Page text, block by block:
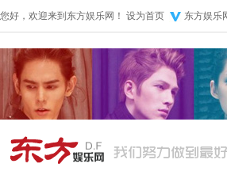
您好，欢迎来到东方娱乐网！ 设为首页 东方娱乐